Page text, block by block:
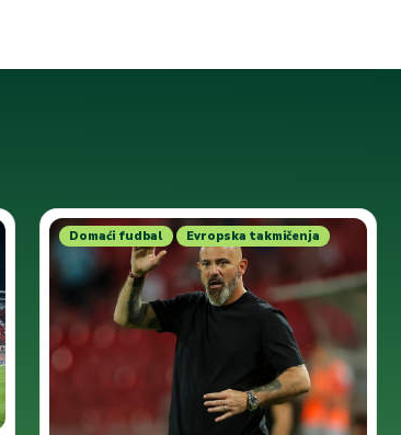
Domaći fudbal Evropska takmičenja